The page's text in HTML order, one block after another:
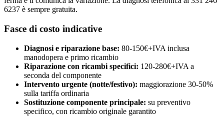
6237 è sempre gratuita.
Fasce di costo indicative
Diagnosi e riparazione base: 80-150€+IVA inclusa
manodopera e primo ricambio
Riparazione con ricambi specifici: 120-280€+IVA a
seconda del componente
Intervento urgente (notte/festivo): maggiorazione 30-50%
sulla tariffa ordinaria
Sostituzione componente principale: su preventivo
specifico, con ricambio originale garantito